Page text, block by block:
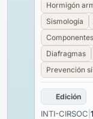
Hormigón
Sismología
Diafragmas
Prevención
Edición
INTI-CIRSOC